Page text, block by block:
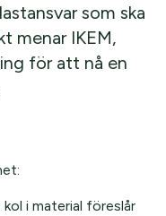
som ska
menar IKEM,
för att nå en
i material föreslår